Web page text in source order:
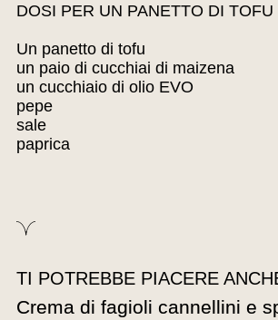
DOSI PER UN PANETTO DI TOFU
Un panetto di tofu
un paio di cucchiai di maizena
un cucchiaio di olio EVO
pepe
sale
paprica
TI POTREBBE PIACERE
Crema di fagioli cannellini e